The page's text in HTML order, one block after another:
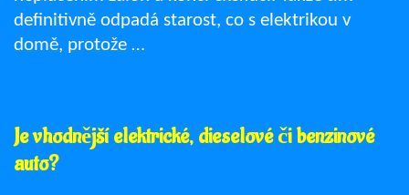
definitivně odpadá starost, co s elektrikou v
domě, protože …
Je vhodnější elektrické, dieselové či benzinové
auto?